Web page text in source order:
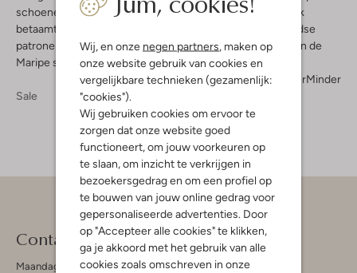
Wij, en onze negen partners , maken op
onze website gebruik van cookies en
vergelijkbare technieken (gezamenlijk:
"cookies").
Wij gebruiken cookies om ervoor te
zorgen dat onze website goed
functioneert, om jouw voorkeuren op
te slaan, om inzicht te verkrijgen in
bezoekersgedrag en om een profiel op
te bouwen van jouw online gedrag voor
gepersonaliseerde advertenties. Door
op "Accepteer alle cookies" te klikken,
ga je akkoord met het gebruik van alle
cookies zoals omschreven in onze
schoenen in sale combineren, zoals het een Italiaans merk
betaamt, klassiek vakmanschap met moderne en eigentijdse
patronen. Maripe is een op-en-top verrassend merk, dus in de
Maripe sale vind je zeker iets wat bij jou past.
MeerMinder
Sale
Contact
Maandag - Vrijdag 09:00 - 19:00 uur